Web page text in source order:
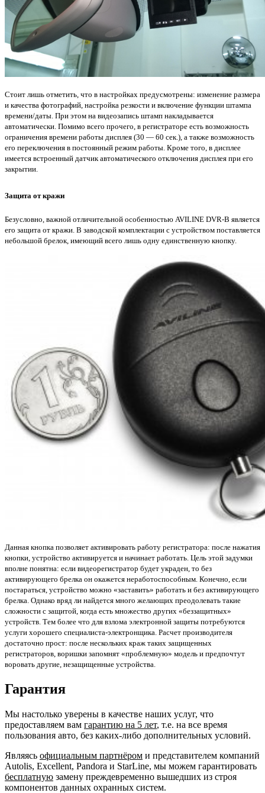
Стоит лишь отметить, что в настройках предусмотрены: изменение размера
и качества фотографий, настройка резкости и включение функции штампа
времени/даты. При этом на видеозапись штамп накладывается
автоматически. Помимо всего прочего, в регистраторе есть возможность
ограничения времени работы дисплея (30 — 60 сек.), а также возможность
его переключения в постоянный режим работы. Кроме того, в дисплее
имеется встроенный датчик автоматического отключения дисплея при его
закрытии.
Защита от кражи
Безусловно, важной отличительной особенностью AVILINE DVR-B является
его защита от кражи. В заводской комплектации с устройством поставляется
небольшой брелок, имеющий всего лишь одну единственную кнопку.
Данная кнопка позволяет активировать работу регистратора: после нажатия
кнопки, устройство активируется и начинает работать. Цель этой задумки
вполне понятна: если видеорегистратор будет украден, то без
активирующего брелка он окажется неработоспособным. Конечно, если
постараться, устройство можно «заставить» работать и без активирующего
брелка. Однако вряд ли найдется много желающих преодолевать такие
сложности с защитой, когда есть множество других «беззащитных»
устройств. Тем более что для взлома электронной защиты потребуются
услуги хорошего специалиста-электронщика. Расчет производителя
достаточно прост: после нескольких краж таких защищенных
регистраторов, воришки запомнят «проблемную» модель и предпочтут
воровать другие, незащищенные устройства.
Гарантия
Мы настолько уверены в качестве наших услуг, что
предоставляем вам гарантию на 5 лет, т.е. на все время
пользования авто, без каких-либо дополнительных условий.
Являясь официальным партнёром и представителем компаний
Autolis, Excellent, Pandora и StarLine, мы можем гарантировать
бесплатную замену преждевременно вышедших из строя
компонентов данных охранных систем.